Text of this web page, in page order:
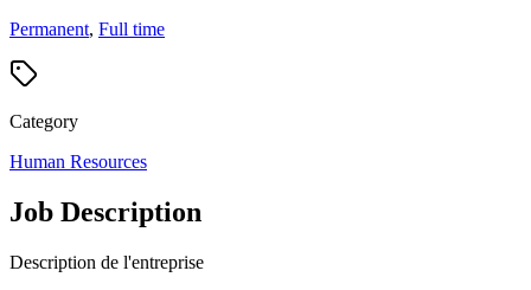
Permanent, Full time
Category
Human Resources
Job Description
Description de l'entreprise